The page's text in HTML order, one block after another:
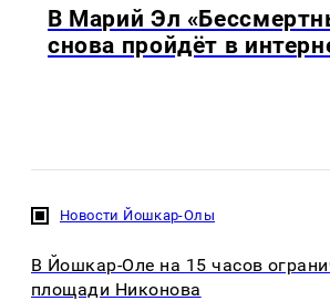
В Марий Эл
снова пройдёт в
Новости Йошкар-Олы
В Йошкар-Оле на 15 часов
площади Никонова